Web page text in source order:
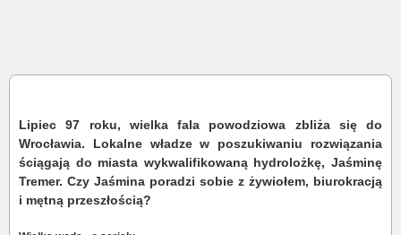
Lipiec 97 roku, wielka fala powodziowa zbliża się do
Wrocławia. Lokalne władze w poszukiwaniu rozwiązania
ściągają do miasta wykwalifikowaną hydrolożkę, Jaśminę
Tremer. Czy Jaśmina poradzi sobie z żywiołem, biurokracją
i mętną przeszłością?